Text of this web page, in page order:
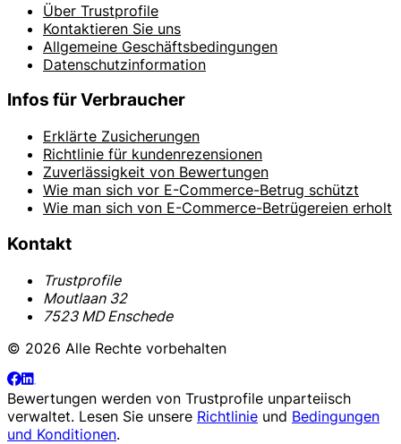
Über Trustprofile
Kontaktieren Sie uns
Allgemeine Geschäftsbedingungen
Datenschutzinformation
Infos für Verbraucher
Erklärte Zusicherungen
Richtlinie für kundenrezensionen
Zuverlässigkeit von Bewertungen
Wie man sich vor E-Commerce-Betrug schützt
Wie man sich von E-Commerce-Betrügereien erholt
Kontakt
Trustprofile
Moutlaan 32
7523 MD Enschede
© 2026 Alle Rechte vorbehalten
Bewertungen werden von Trustprofile unparteiisch
verwaltet. Lesen Sie unsere Richtlinie und Bedingungen
und Konditionen.